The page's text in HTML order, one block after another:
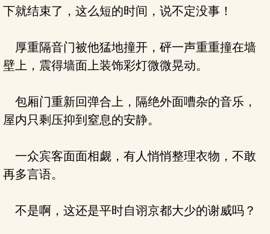
下就结束了，这么短的时间，说不定没事！
厚重隔音门被他猛地撞开，砰一声重重撞在墙
壁上，震得墙面上装饰彩灯微微晃动。
包厢门重新回弹合上，隔绝外面嘈杂的音乐，
屋内只剩压抑到窒息的安静。
一众宾客面面相觑，有人悄悄整理衣物，不敢
再多言语。
不是啊，这还是平时自诩京都大少的谢威吗？